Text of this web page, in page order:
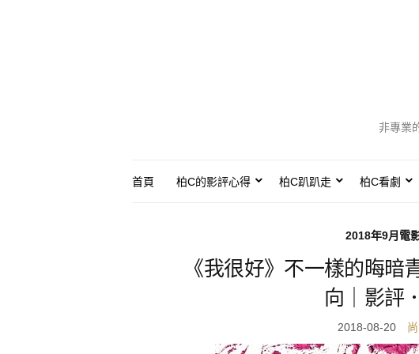
非專業
首頁 柏C的影評心得 柏C趴趴走 柏C看劇
2018年9月電
《我很好》不一樣的晦暗
向｜影評
2018-08-20